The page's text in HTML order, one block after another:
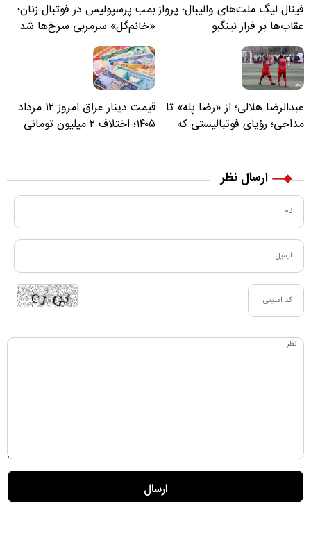
فینال لیگ ملت‌های والیبال؛ پرواز
عقاب‌ها بر فراز نینگبو
بمب پرسپولیس در فوتبال زنان؛
«خانم‌گل» سرمربی سرخ‌ها شد
عبدالرضا هلالی؛ از «رضا پله» تا
مداحی؛ رؤیای فوتبالیستی که
قیمت دینار عراق امروز ۱۲ مرداد
۱۴۰۵؛ اختلاف ۲ میلیون تومانی
ارسال نظر